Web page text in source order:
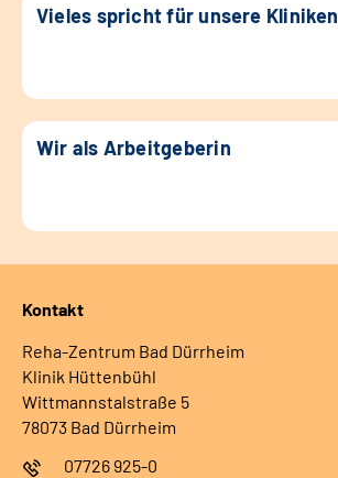
Vieles spricht für unsere Kliniken
Wir als Arbeitgeberin
Kontakt
Reha-Zentrum Bad Dürrheim
Klinik Hüttenbühl
Wittmannstalstraße 5
78073 Bad Dürrheim
07726 925-0